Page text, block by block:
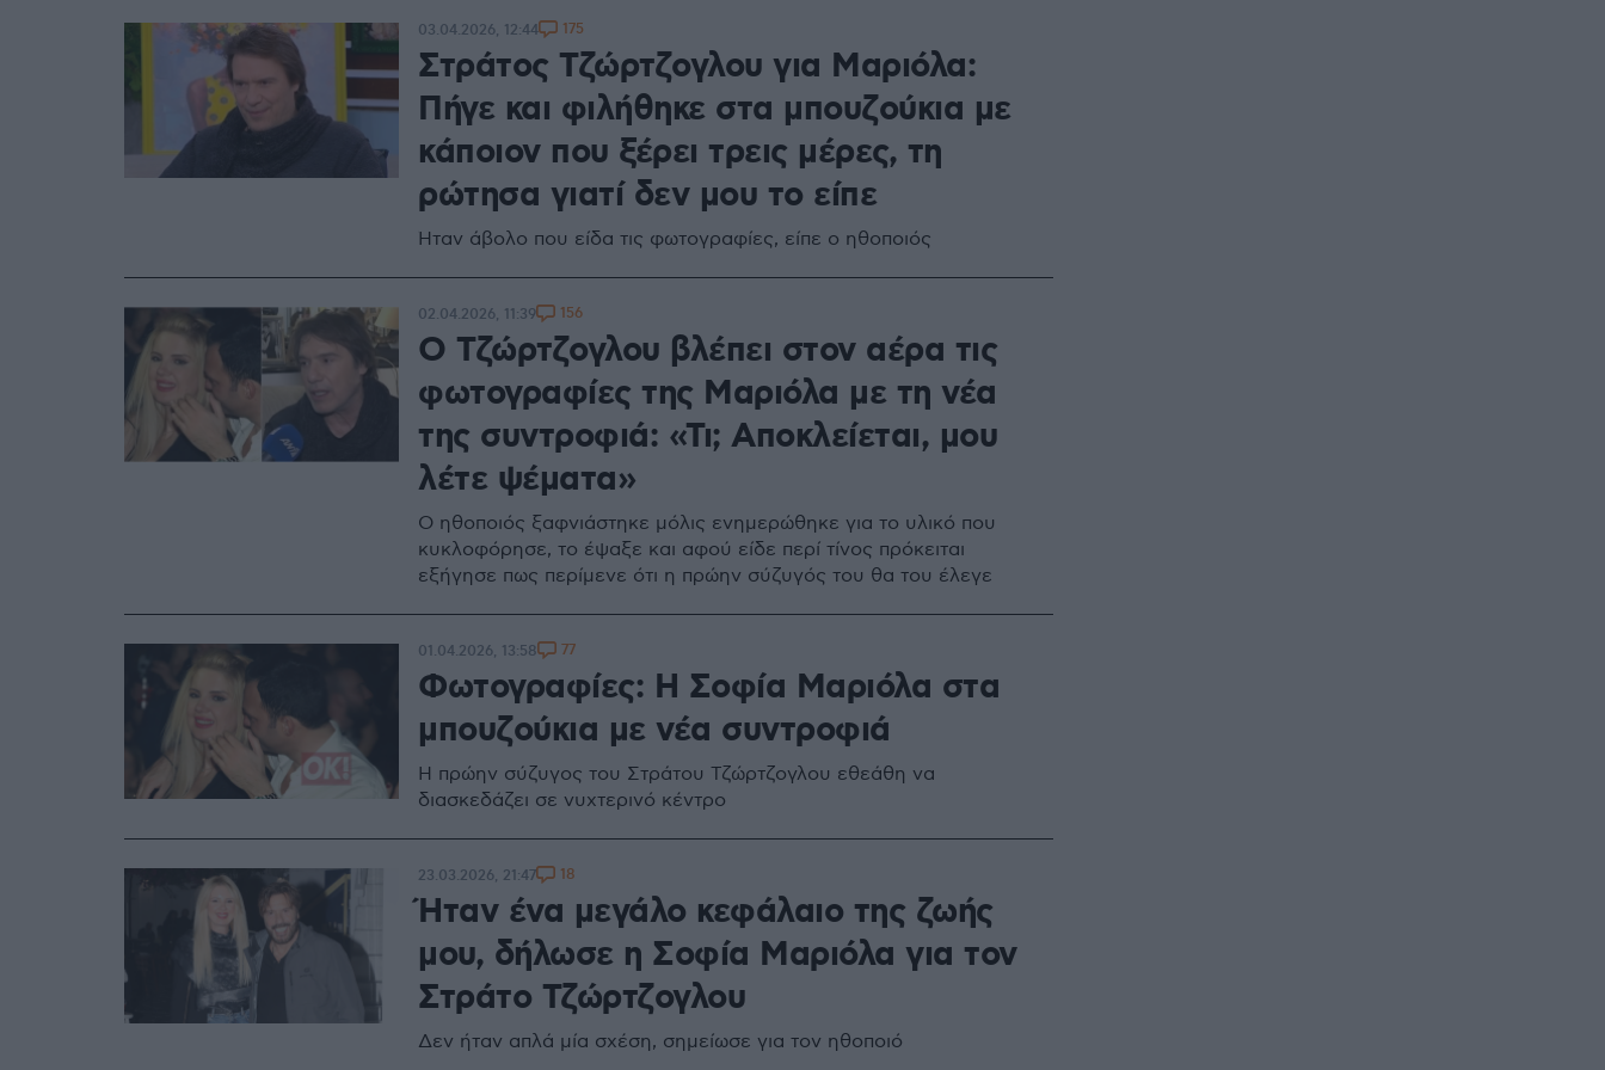
Στράτος Τζώρτζογλου για Μαριόλα:
Πήγε και φιλήθηκε στα μπουζούκια με
κάποιον που ξέρει τρεις μέρες, τη
ρώτησα γιατί δεν μου το είπε
Ήταν άβολο που είδα τις φωτογραφίες, είπε ο ηθοποιός
03.04.2026, 12:44 175
Ο Τζώρτζογλου βλέπει στον αέρα τις
φωτογραφίες της Μαριόλα με τη νέα
της συντροφιά: «Τι; Αποκλείεται, μου
λέτε ψέματα»
Ο ηθοποιός ξαφνιάστηκε μόλις ενημερώθηκε για το υλικό που
κυκλοφόρησε, το έψαξε και αφού είδε περί τίνος πρόκειται
εξήγησε πως περίμενε ότι η πρώην σύζυγός του θα του έλεγε
02.04.2026, 11:39 156
Φωτογραφίες: Η Σοφία Μαριόλα στα
μπουζούκια με νέα συντροφιά
Η πρώην σύζυγος του Στράτου Τζώρτζογλου εθεάθη να
διασκεδάζει σε νυχτερινό κέντρο
01.04.2026, 13:58 77
Ήταν ένα μεγάλο κεφάλαιο της ζωής
μου, δήλωσε η Σοφία Μαριόλα για τον
Στράτο Τζώρτζογλου
Δεν ήταν απλά μία σχέση, σημείωσε για τον ηθοποιό
23.03.2026, 21:47 18